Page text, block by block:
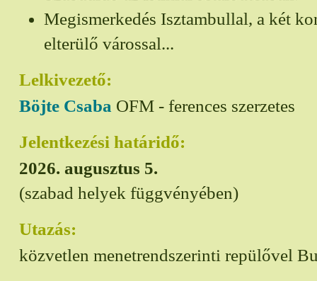
Megismerkedés Isztambullal, a két
elterülő várossal...
Lelkivezető:
Böjte Csaba OFM - ferences szerzetes
Jelentkezési határidő:
2026. augusztus 5.
(szabad helyek függvényében)
Utazás:
közvetlen menetrendszerinti repülővel